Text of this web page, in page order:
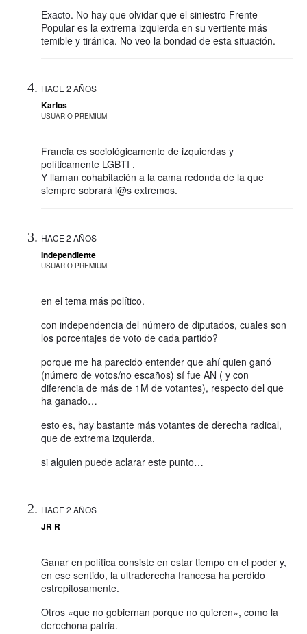
Exacto. No hay que olvidar que el siniestro Frente
Popular es la extrema izquierda en su vertiente más
temible y tiránica. No veo la bondad de esta situación.
HACE 2 AÑOS
Karlos
USUARIO PREMIUM
Francia es sociológicamente de izquierdas y
políticamente LGBTI .
Y llaman cohabitación a la cama redonda de la que
siempre sobrará l@s extremos.
HACE 2 AÑOS
Independiente
USUARIO PREMIUM
en el tema más político.
con independencia del número de diputados, cuales son
los porcentajes de voto de cada partido?
porque me ha parecido entender que ahí quien ganó
(número de votos/no escaños) sí fue AN ( y con
diferencia de más de 1M de votantes), respecto del que
ha ganado…
esto es, hay bastante más votantes de derecha radical,
que de extrema izquierda,
si alguien puede aclarar este punto…
HACE 2 AÑOS
JR R
Ganar en política consiste en estar tiempo en el poder y,
en ese sentido, la ultraderecha francesa ha perdido
estrepitosamente.
Otros «que no gobiernan porque no quieren», como la
derechona patria.